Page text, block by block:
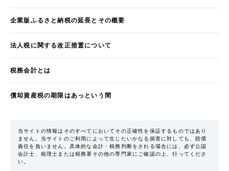
企業版ふるさと納税の延長とその概要
法人税に関する改正措置について
税務会計とは
償却資産税の期限はあっという間
当サイトの情報はそのすべてにおいてその正確性を保証するものではあり
ません。当サイトのご利用によって生じたいかなる損害に対しても、賠償
責任を負いません。具体的な会計・税務判断をされる場合には、必ず公認
会計士、税理士または税務署その他の専門家にご確認の上、行ってくださ
い。